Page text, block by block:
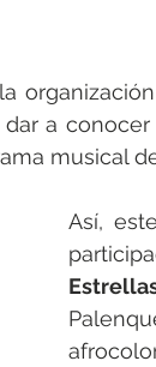
a
musical
Así,